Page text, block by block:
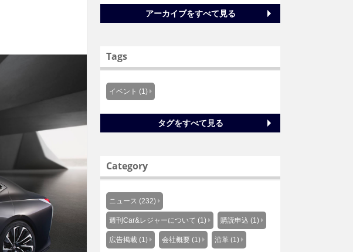
アーカイブをすべて見る
Tags
イベント (1)
タグをすべて見る
Category
ニュース (232)
週刊Car&レジャーについて (1) 購読申込 (1)
広告掲載 (1) 会社概要 (1) 沿革 (1)